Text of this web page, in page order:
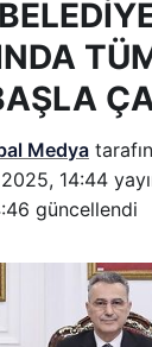
Medya
14:44
güncellendi